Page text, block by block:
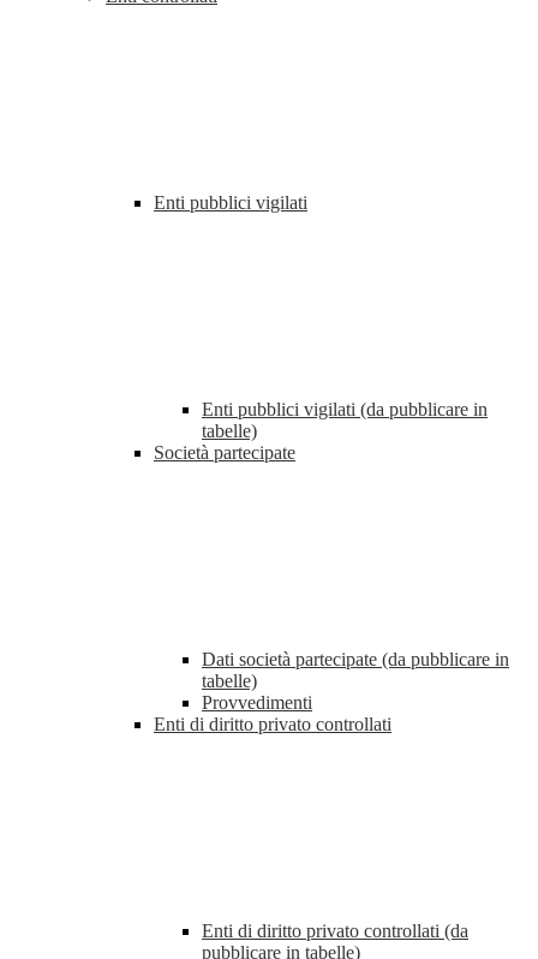
Enti pubblici vigilati
Enti pubblici vigilati (da pubblicare in
tabelle)
Società partecipate
Dati società partecipate (da pubblicare in
tabelle)
Provvedimenti
Enti di diritto privato controllati
Enti di diritto privato controllati (da
pubblicare in tabelle)